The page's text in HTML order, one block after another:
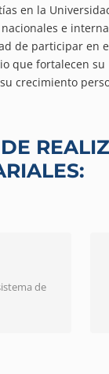
en la
e
de participar en
que fortalecen
crecimiento
de